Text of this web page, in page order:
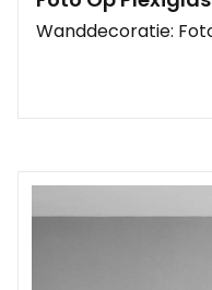
Wanddecoratie: